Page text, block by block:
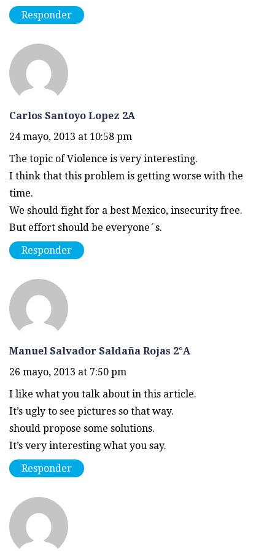
Responder
Carlos Santoyo Lopez 2A
24 mayo, 2013 at 10:58 pm
The topic of Violence is very interesting.
I think that this problem is getting worse with the
time.
We should fight for a best Mexico, insecurity free.
But effort should be everyone´s.
Responder
Manuel Salvador Saldaña Rojas 2°A
26 mayo, 2013 at 7:50 pm
I like what you talk about in this article.
It’s ugly to see pictures so that way.
should propose some solutions.
It’s very interesting what you say.
Responder